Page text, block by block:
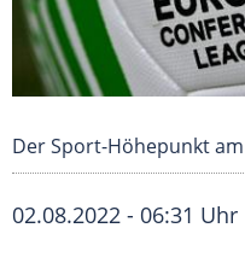
Der Sport-Höhepunkt
02.08.2022 - 06:31 Uhr